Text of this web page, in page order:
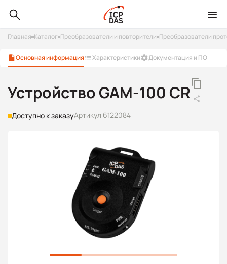
Главная Каталог Преобразователи и повторители Преобразователи
Основная информация Характеристики Документация и ПО
Устройство GAM-100 CR
Доступно к заказуАртикул 6122084